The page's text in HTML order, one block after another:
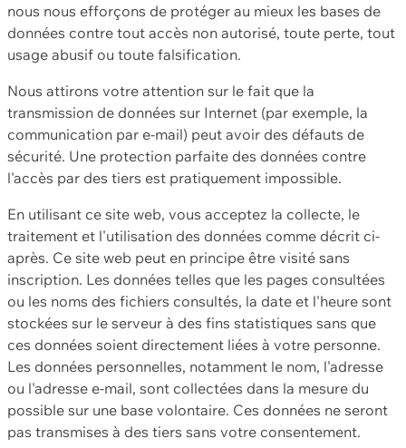
nous nous efforçons de protéger au mieux les bases de
données contre tout accès non autorisé, toute perte, tout
usage abusif ou toute falsification.
Nous attirons votre attention sur le fait que la
transmission de données sur Internet (par exemple, la
communication par e-mail) peut avoir des défauts de
sécurité. Une protection parfaite des données contre
l'accès par des tiers est pratiquement impossible.
En utilisant ce site web, vous acceptez la collecte, le
traitement et l'utilisation des données comme décrit ci-
après. Ce site web peut en principe être visité sans
inscription. Les données telles que les pages consultées
ou les noms des fichiers consultés, la date et l'heure sont
stockées sur le serveur à des fins statistiques sans que
ces données soient directement liées à votre personne.
Les données personnelles, notamment le nom, l'adresse
ou l'adresse e-mail, sont collectées dans la mesure du
possible sur une base volontaire. Ces données ne seront
pas transmises à des tiers sans votre consentement.